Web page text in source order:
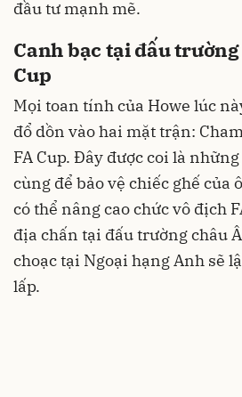
đầu tư mạnh mẽ.
Canh bạc tại đấu
Cup
Mọi toan tính của Howe lúc
đổ dồn vào hai mặt trận:
FA Cup. Đây được coi là
cùng để bảo vệ chiếc ghế của
có thể nâng cao chức vô địch
địa chấn tại đấu trường châu
choạc tại Ngoại hạng Anh sẽ
lấp.